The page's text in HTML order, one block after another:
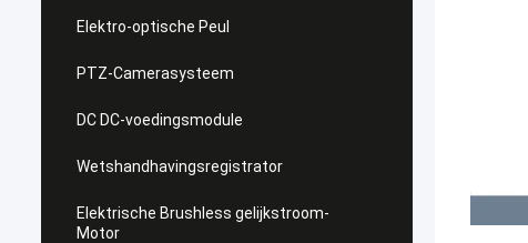
Elektro-optische Peul
PTZ-Camerasysteem
DC DC-voedingsmodule
Wetshandhavingsregistrator
Elektrische Brushless gelijkstroom-
Motor